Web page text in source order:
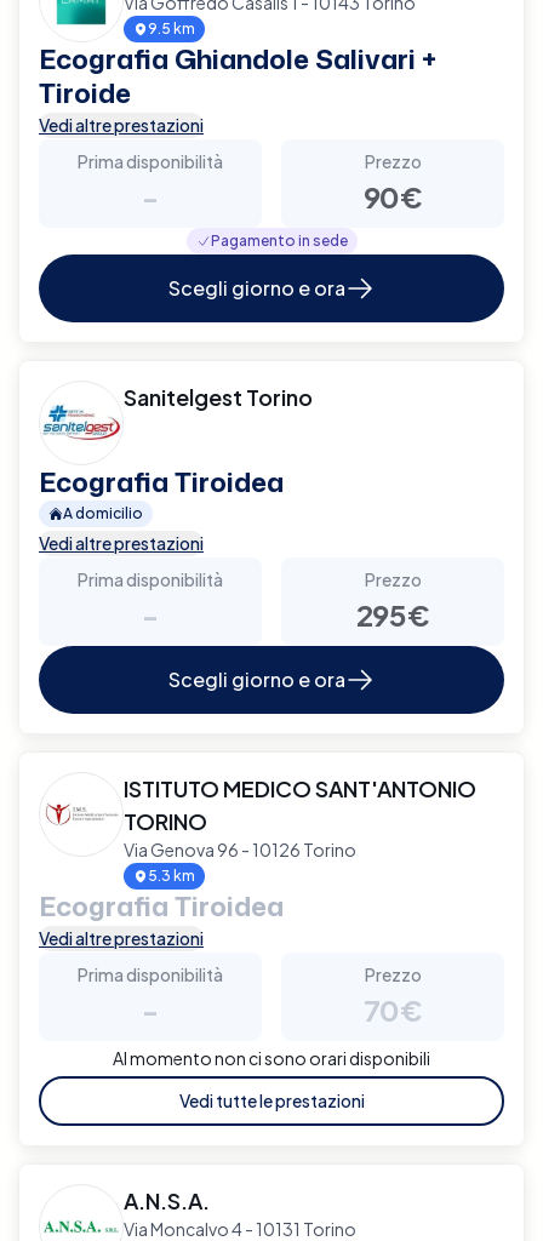
9.5 km
Ecografia Ghiandole Salivari +
Tiroide
Vedi altre prestazioni
Prima disponibilità
-
Prezzo
90€
Pagamento in sede
Scegli giorno e ora
Sanitelgest Torino
Ecografia Tiroidea
A domicilio
Vedi altre prestazioni
Prima disponibilità
-
Prezzo
295€
Scegli giorno e ora
ISTITUTO MEDICO SANT'ANTONIO
TORINO
Via Genova 96 - 10126 Torino
5.3 km
Ecografia Tiroidea
Vedi altre prestazioni
Prima disponibilità
-
Prezzo
70€
Al momento non ci sono orari disponibili
Vedi tutte le prestazioni
A.N.S.A.
Via Moncalvo 4 - 10131 Torino